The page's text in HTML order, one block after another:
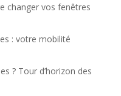
changer vos fenêtres
: votre mobilité
? Tour d’horizon des